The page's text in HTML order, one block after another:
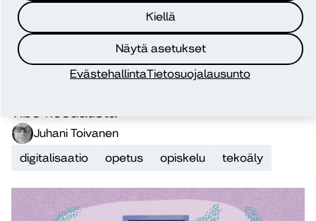
Kiellä
Näytä asetukset
EvästehallintaTietosuojalausunto
10.7.2026
vibe-koodausta
Juhani Toivanen
digitalisaatio
opetus opiskelu tekoäly